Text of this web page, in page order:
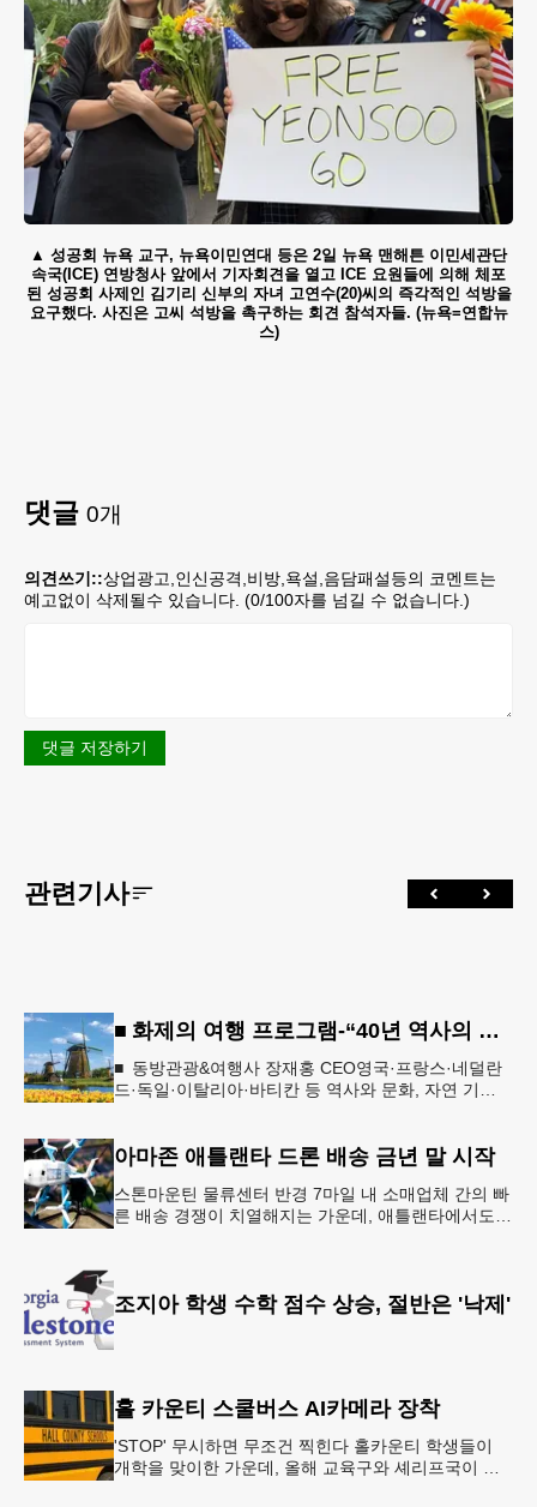
성공회 뉴욕 교구, 뉴욕이민연대 등은 2일 뉴욕 맨해튼 이민세관단
속국(ICE) 연방청사 앞에서 기자회견을 열고 ICE 요원들에 의해 체포
된 성공회 사제인 김기리 신부의 자녀 고연수(20)씨의 즉각적인 석방을
요구했다. 사진은 고씨 석방을 촉구하는 회견 참석자들. (뉴욕=연합뉴
스)
댓글 0개
의견쓰기::상업광고,인신공격,비방,욕설,음담패설등의 코멘트는
예고없이 삭제될수 있습니다. (0/100자를 넘길 수 없습니다.)
댓글 저장하기
관련기사
■ 화제의 여행 프로그램-“40년 역사의 신뢰… 서유럽 8개국 13일 대장정”
■ 동방관광&여행사 장재홍 CEO영국·프랑스·네덜란
드·독일·이탈리아·바티칸 등 역사와 문화, 자연 기
아마존 애틀랜타 드론 배송 금년 말 시작
스톤마운틴 물류센터 반경 7마일 내 소매업체 간의 빠
른 배송 경쟁이 치열해지는 가운데, 애틀랜타에서도
조지아 학생 수학 점수 상승, 절반은 '낙제'
홀 카운티 스쿨버스 AI카메라 장착
'STOP' 무시하면 무조건 찍힌다 홀카운티 학생들이
개학을 맞이한 가운데, 올해 교육구와 셰리프국이 학